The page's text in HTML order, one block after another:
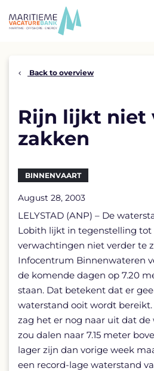
Back to overview
Rijn lijkt niet
zakken
BINNENVAART
August 28, 2003
LELYSTAD (ANP) – De
Lobith lijkt in tegenstelling tot
verwachtingen niet verder te
Infocentrum Binnenwateren
de komende dagen op 7.20
staan. Dat betekent dat er
waterstand ooit wordt
zag het er nog naar uit dat
zou dalen naar 7.15 meter
lager zijn dan vorige week
een record-lage waterstand